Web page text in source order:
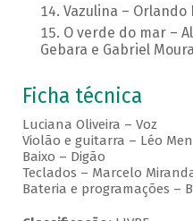
Vazulina – Orlando
O verde do mar –
Gebara e Gabriel Moura
Ficha técnica
Luciana Oliveira – Voz
Violão e guitarra – Léo
Baixo – Digão
Teclados – Marcelo
Bateria e programações –